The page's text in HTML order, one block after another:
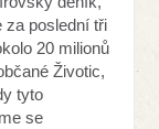
za poslední tři
20 milionů
Životic,
tyto
se